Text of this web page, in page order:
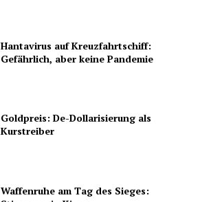
Hantavirus auf Kreuzfahrtschiff:
Gefährlich, aber keine Pandemie
Goldpreis: De-Dollarisierung als
Kurstreiber
Waffenruhe am Tag des Sieges: